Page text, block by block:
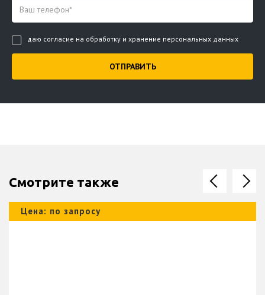
даю согласие на обработку и хранение персональных данных
Смотрите также
Цена: по запросу